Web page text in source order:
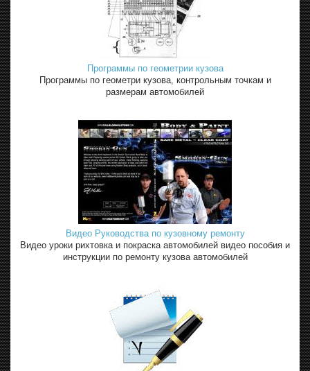
Программы по геометрии кузова
Программы по геометри кузова, контрольным точкам и
размерам автомобилей
Видео Руководства по кузовному ремонту
Видео уроки рихтовка и покраска автомобилей видео пособия и
инструкции по ремонту кузова автомобилей